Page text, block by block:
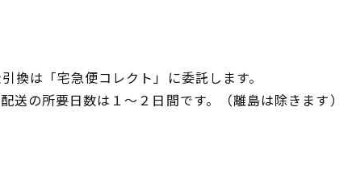
換は「宅急便コレクト」に委託します。
送の所要日数は１～２日間です。（離島は除きます）